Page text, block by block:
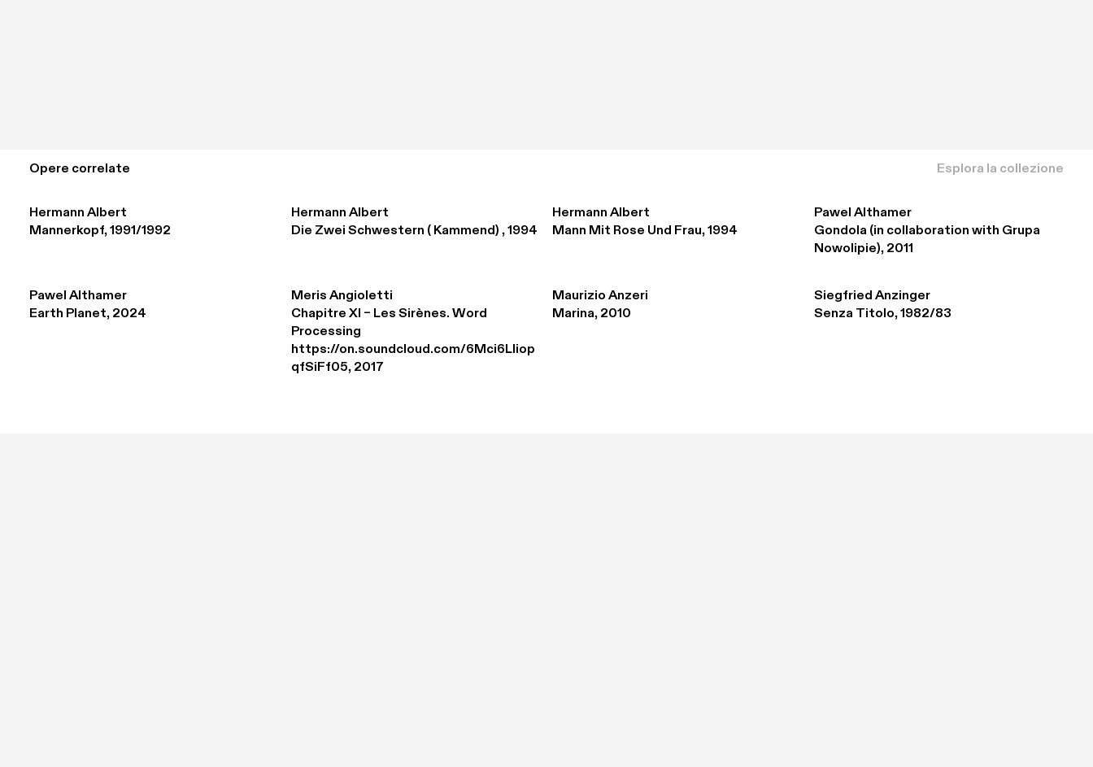
Opere correlate Esplora la collezione
Hermann Albert
Mannerkopf, 1991/1992
Hermann Albert
Die Zwei Schwestern ( Kammend) , 1994
Hermann Albert
Mann Mit Rose Und Frau, 1994
Pawel Althamer
Gondola (in collaboration with Grupa
Nowolipie), 2011
Pawel Althamer
Earth Planet, 2024
Meris Angioletti
Chapitre XI – Les Sirènes. Word
Processing
https://on.soundcloud.com/6Mci6Lliop
qfSiFf05, 2017
Maurizio Anzeri
Marina, 2010
Siegfried Anzinger
Senza Titolo, 1982/83